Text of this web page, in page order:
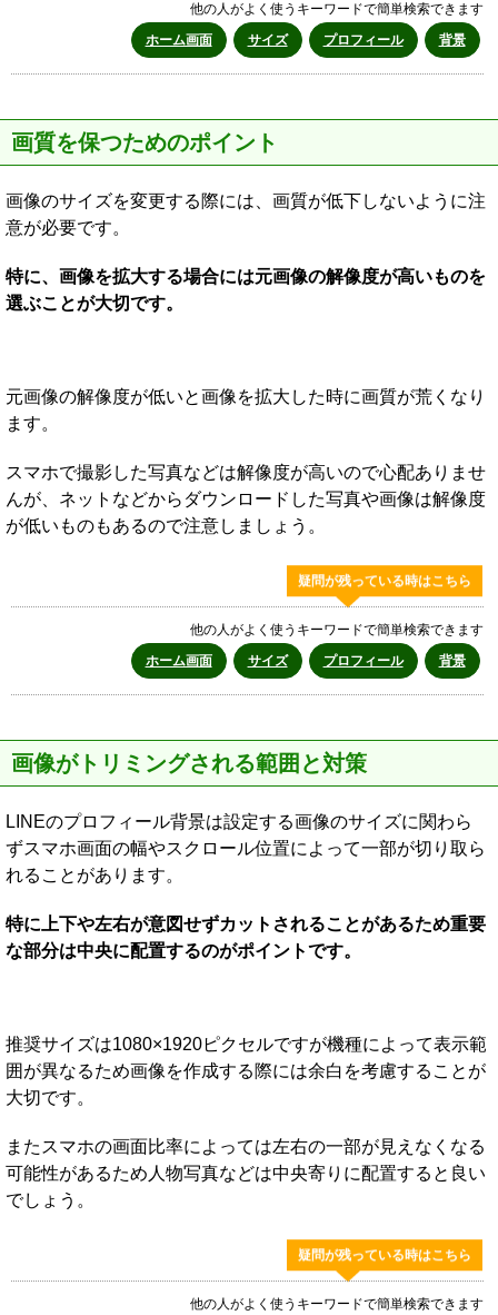
他の人がよく使うキーワードで簡単検索できます
ホーム画面
サイズ プロフィール 背景
画質を保つためのポイント
画像のサイズを変更する際には、画質が低下しないように注
意が必要です。
特に、画像を拡大する場合には元画像の解像度が高いものを
選ぶことが大切です。
元画像の解像度が低いと画像を拡大した時に画質が荒くなり
ます。
スマホで撮影した写真などは解像度が高いので心配ありませ
んが、ネットなどからダウンロードした写真や画像は解像度
が低いものもあるので注意しましょう。
疑問が残っている時はこちら
他の人がよく使うキーワードで簡単検索できます
ホーム画面
サイズ プロフィール 背景
画像がトリミングされる範囲と対策
LINEのプロフィール背景は設定する画像のサイズに関わら
ずスマホ画面の幅やスクロール位置によって一部が切り取ら
れることがあります。
特に上下や左右が意図せずカットされることがあるため重要
な部分は中央に配置するのがポイントです。
推奨サイズは1080×1920ピクセルですが機種によって表示範
囲が異なるため画像を作成する際には余白を考慮することが
大切です。
またスマホの画面比率によっては左右の一部が見えなくなる
可能性があるため人物写真などは中央寄りに配置すると良い
でしょう。
疑問が残っている時はこちら
他の人がよく使うキーワードで簡単検索できます